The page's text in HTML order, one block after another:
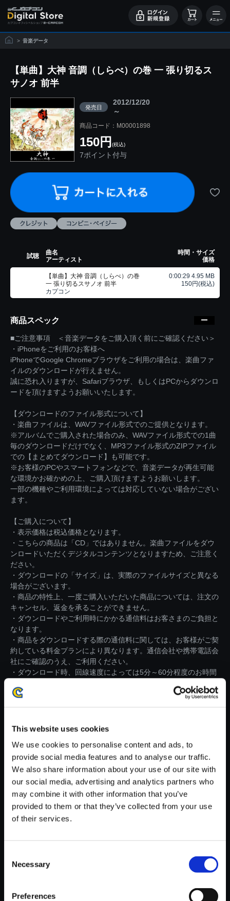
This website uses cookies
We use cookies to personalise content and ads, to
provide social media features and to analyse our traffic.
We also share information about your use of our site with
our social media, advertising and analytics partners who
may combine it with other information that you’ve
provided to them or that they’ve collected from your use
of their services.
Selection
Necessary
Preferences
> 音楽データ
【単曲】大神 音調（しらべ）の巻 一 張り切るス
サノオ 前半
発売日
2012/12/20
～
商品コード：M00001898
150円 (税込)
7ポイント付与
試聴
曲名
アーティスト
時間・サイズ
価格
【単曲】大神 音調（しらべ）の巻
一 張り切るスサノオ 前半
カプコン
0:00:29 4.95 MB
150円(税込)
商品スペック
■ご注意事項 ＜音楽データをご購入頂く前にご確認ください＞
・iPhoneをご利用のお客様へ
iPhoneでGoogle Chromeブラウザをご利用の場合は、楽曲ファ
イルのダウンロードが行えません。
誠に恐れ入りますが、Safariブラウザ、もしくはPCからダウンロ
ードを頂けますようお願いいたします。
【ダウンロードのファイル形式について】
・楽曲ファイルは、WAVファイル形式でのご提供となります。
※アルバムでご購入された場合のみ、WAVファイル形式での1曲
毎のダウンロードだけでなく、MP3ファイル形式のZIPファイル
での【まとめてダウンロード】も可能です。
※お客様のPCやスマートフォンなどで、音楽データが再生可能
な環境かお確かめの上、ご購入頂けますようお願いします。
一部の機種やご利用環境によっては対応していない場合がござい
ます。
【ご購入について】
・表示価格は税込価格となります。
・こちらの商品は「CD」ではありません。楽曲ファイルをダウ
ンロードいただくデジタルコンテンツとなりますため、ご注意く
ださい。
・ダウンロードの「サイズ」は、実際のファイルサイズと異なる
場合がございます。
・商品の特性上、一度ご購入いただいた商品については、注文の
キャンセル、返金を承ることができません。
・ダウンロードやご利用時にかかる通信料はお客さまのご負担と
なります。
・商品をダウンロードする際の通信料に関しては、お客様がご契
約している料金プランにより異なります。通信会社や携帯電話会
社にご確認のうえ、ご利用ください。
・ダウンロード時、回線速度によっては5分～60分程度のお時間
※ご購入いただいたファイルのダウンロードの際には、通信環境
【単曲】大神 音調（しらべ）の
巻 一 張り切るスサノオ 前半
150円